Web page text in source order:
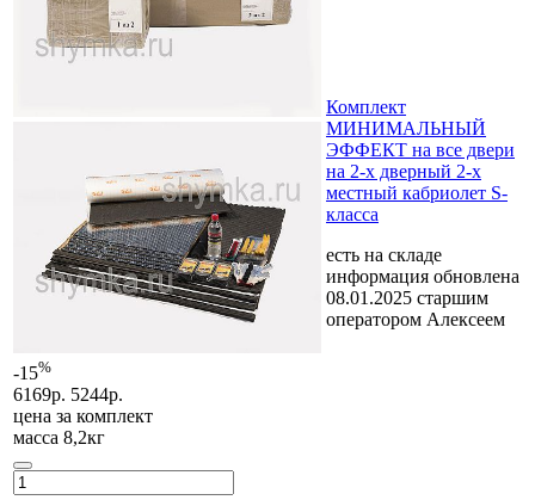
-15%
6169р. 5244р.
цена за комплект
масса 8,2кг
Комплект
МИНИМАЛЬНЫЙ
ЭФФЕКТ на все двери
на 2-х дверный 2-х
местный кабриолет S-
класса
есть на складе
информация обновлена
08.01.2025 старшим
оператором Алексеем